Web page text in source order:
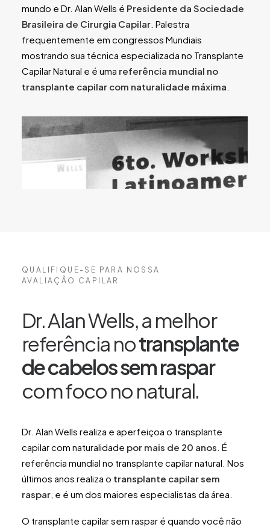
mundo e Dr. Alan Wells é Presidente da Sociedade
Brasileira de Cirurgia Capilar. Palestra
frequentemente em congressos Mundiais
mostrando sua técnica especializada no Transplante
Capilar Natural e é uma referência mundial no
transplante capilar com naturalidade máxima.
México
Congresso Internacional do México
QUALIFIQUE-SE PARA NOSSA
AVALIAÇÃO CAPILAR
Dr. Alan Wells, a melhor
referência notransplante
de cabelos sem raspar
com foco no natural.
Dr. Alan Wells realiza e aperfeiçoa o transplante
capilar com naturalidade por mais de 20 anos. É
referência mundial no transplante capilar natural. Nos
últimos anos realiza o transplante capilar sem
raspar, e é um dos maiores especialistas da área.
O transplante capilar sem raspar é quando você não